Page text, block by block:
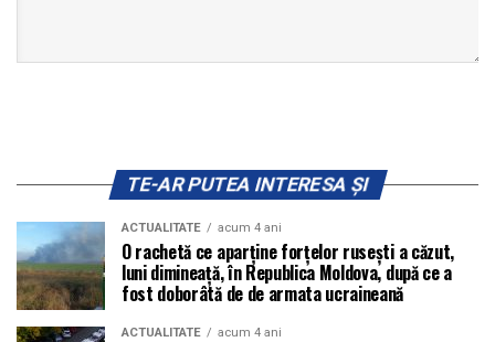
TE-AR PUTEA INTERESA ȘI
ACTUALITATE acum 4 ani
O rachetă ce aparține forțelor rusești a căzut,
luni dimineață, în Republica Moldova, după ce a
fost doborâtă de de armata ucraineană
ACTUALITATE acum 4 ani